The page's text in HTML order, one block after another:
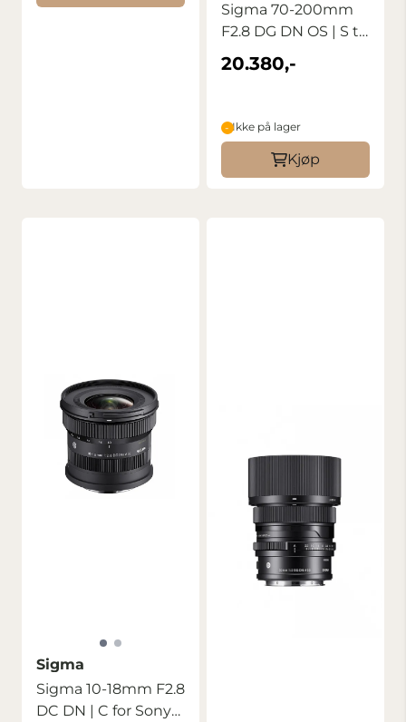
Sigma 70-200mm
F2.8 DG DN OS | S til
Sony FE
20.380,-
Ikke på lager
Kjøp
Sigma
Sigma 10-18mm F2.8
DC DN | C for Sony